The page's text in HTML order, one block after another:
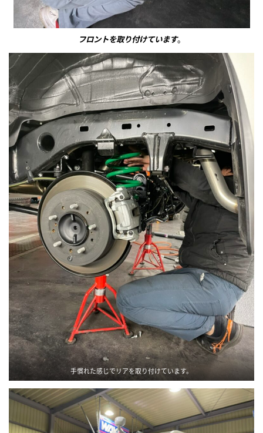
フロントを取り付けています。
手慣れた感じでリアを取り付けています。